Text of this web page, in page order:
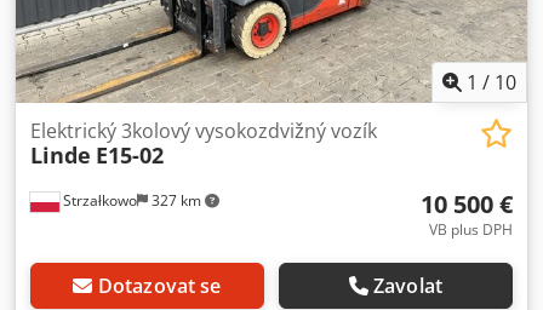
1 / 10
Strzałkowo 327 km
Elektrický 3kolový vysokozdvižný vozík
Linde E15-02
10 500 €
VB plus DPH
Dotazovat se Zavolat